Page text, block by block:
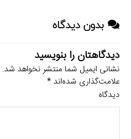
بدون دیدگاه
دیدگاهتان را بنویسید
نشانی ایمیل شما منتشر نخواهد شد.
علامت‌گذاری شده‌اند*
دیدگاه